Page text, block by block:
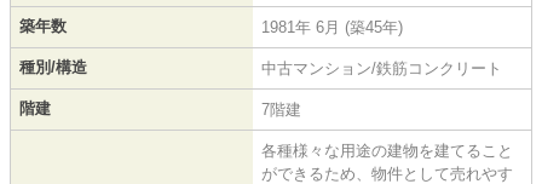
築年数 1981年 6月 (築45年)
種別/構造 中古マンション/鉄筋コンクリート
階建 7階建
各種様々な用途の建物を建てること
ができるため、物件として売れやす